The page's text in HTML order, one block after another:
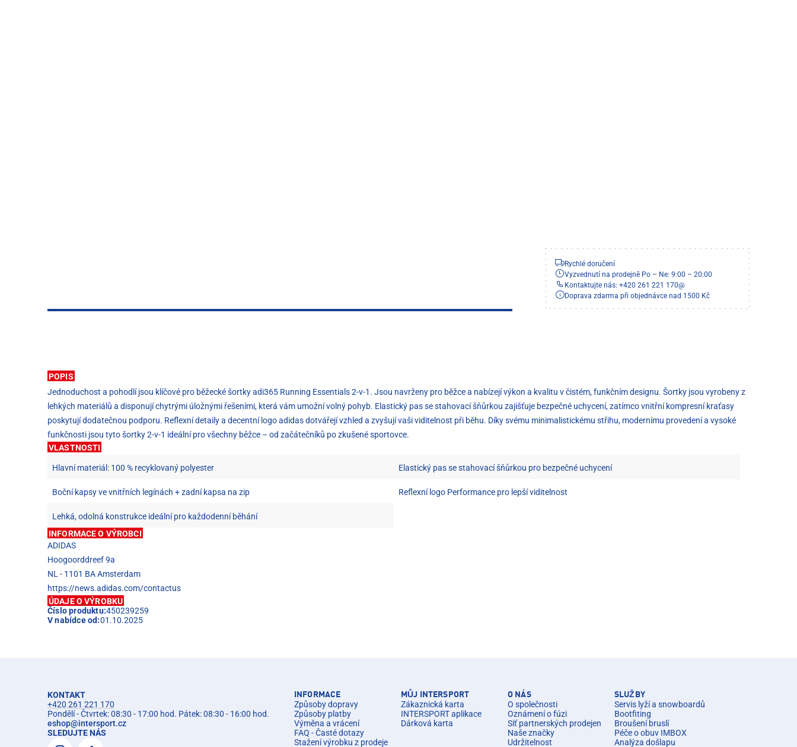
Rychlé doručení
Vyzvednutí na prodejně Po – Ne: 9:00 – 20:00
Kontaktujte nás: +420 261 221 170@
Doprava zdarma při objednávce nad 1500 Kč
POPIS
Jednoduchost a pohodlí jsou klíčové pro běžecké šortky adi365 Running Essentials 2-v-1. Jsou navrženy pro běžce a nabízejí výkon a kvalitu v čistém, funkčním designu. Šortky jsou vyrobeny z
lehkých materiálů a disponují chytrými úložnými řešeními, která vám umožní volný pohyb. Elastický pas se stahovací šňůrkou zajišťuje bezpečné uchycení, zatímco vnitřní kompresní kraťasy
poskytují dodatečnou podporu. Reflexní detaily a decentní logo adidas dotvářejí vzhled a zvyšují vaši viditelnost při běhu. Díky svému minimalistickému střihu, modernímu provedení a vysoké
funkčnosti jsou tyto šortky 2-v-1 ideální pro všechny běžce – od začátečníků po zkušené sportovce.
VLASTNOSTI
Hlavní materiál: 100 % recyklovaný polyester Elastický pas se stahovací šňůrkou pro bezpečné uchycení
Boční kapsy ve vnitřních legínách + zadní kapsa na zip Reflexní logo Performance pro lepší viditelnost
Lehká, odolná konstrukce ideální pro každodenní běhání
INFORMACE O VÝROBCI
ADIDAS
Hoogoorddreef 9a
NL - 1101 BA Amsterdam
https://news.adidas.com/contactus
ÚDAJE O VÝROBKU
Číslo produktu:450239259
V nabídce od:01.10.2025
KONTAKT
+420 261 221 170
Pondělí - Čtvrtek: 08:30 - 17:00 hod. Pátek: 08:30 - 16:00 hod.
eshop@intersport.cz
SLEDUJTE NÁS
INFORMACE
Způsoby dopravy
Způsoby platby
Výměna a vrácení
FAQ - Časté dotazy
Stažení výrobku z prodeje
MŮJ INTERSPORT
Zákaznická karta
INTERSPORT aplikace
Dárková karta
O NÁS
O společnosti
Oznámení o fúzi
Síť partnerských prodejen
Naše značky
Udržitelnost
SLUŽBY
Servis lyží a snowboardů
Bootfiting
Broušení bruslí
Péče o obuv IMBOX
Analýza došlapu